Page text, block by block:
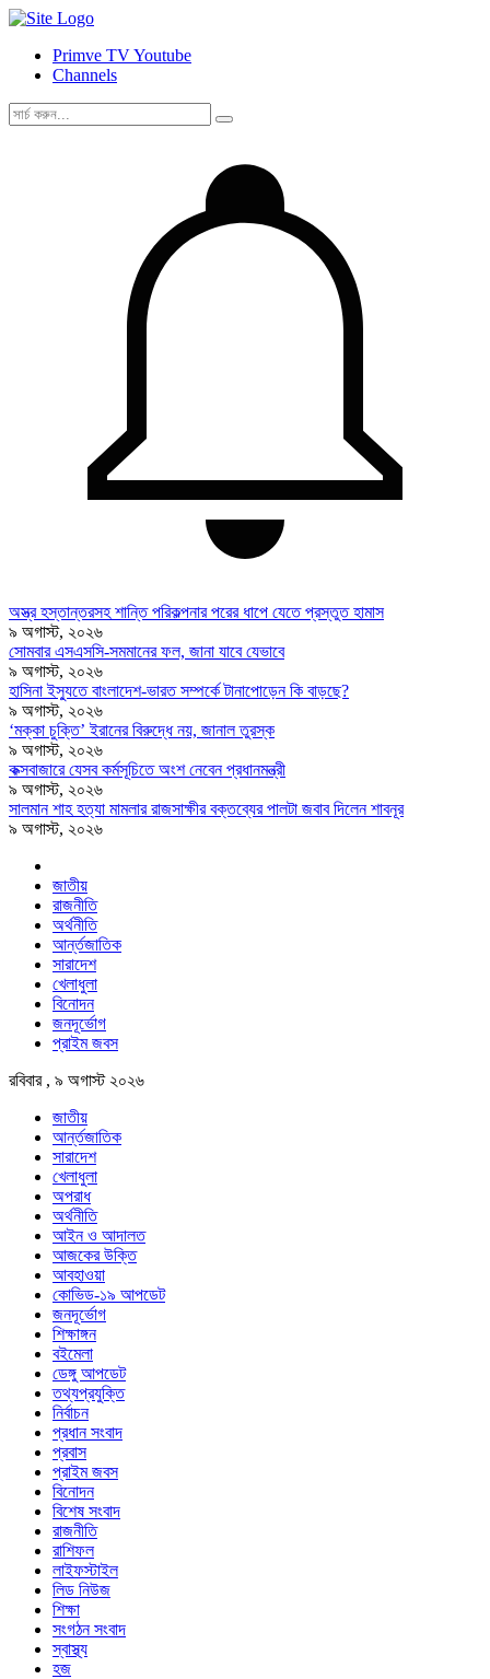
Primve TV Youtube
Channels
অস্ত্র হস্তান্তরসহ শান্তি পরিকল্পনার পরের ধাপে যেতে প্রস্তুত হামাস
৯ অগাস্ট, ২০২৬
সোমবার এসএসসি-সমমানের ফল, জানা যাবে যেভাবে
৯ অগাস্ট, ২০২৬
হাসিনা ইস্যুতে বাংলাদেশ-ভারত সম্পর্কে টানাপোড়েন কি বাড়ছে?
৯ অগাস্ট, ২০২৬
‘মক্কা চুক্তি’ ইরানের বিরুদ্ধে নয়, জানাল তুরস্ক
৯ অগাস্ট, ২০২৬
কক্সবাজারে যেসব কর্মসূচিতে অংশ নেবেন প্রধানমন্ত্রী
৯ অগাস্ট, ২০২৬
সালমান শাহ হত্যা মামলার রাজসাক্ষীর বক্তব্যের পালটা জবাব দিলেন শাবনূর
৯ অগাস্ট, ২০২৬
জাতীয়
রাজনীতি
অর্থনীতি
আর্ন্তজাতিক
সারাদেশ
খেলাধুলা
বিনোদন
জনদূর্ভোগ
প্রাইম জবস
রবিবার , ৯ অগাস্ট ২০২৬
জাতীয়
আর্ন্তজাতিক
সারাদেশ
খেলাধুলা
অপরাধ
অর্থনীতি
আইন ও আদালত
আজকের উক্তি
আবহাওয়া
কোভিড-১৯ আপডেট
জনদূর্ভোগ
শিক্ষাঙ্গন
বইমেলা
ডেঙ্গু আপডেট
তথ্যপ্রযুক্তি
নির্বাচন
প্রধান সংবাদ
প্রবাস
প্রাইম জবস
বিনোদন
বিশেষ সংবাদ
রাজনীতি
রাশিফল
লাইফস্টাইল
লিড নিউজ
শিক্ষা
সংগঠন সংবাদ
স্বাস্থ্য
হজ